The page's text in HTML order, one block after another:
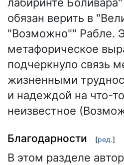
лабиринте
обязан верить в
"Возможно"" Рабле.
метафорическое
подчеркнуло связь
жизненными
и надеждой на что-
неизвестное
Благодарности [ред.]
В этом разделе